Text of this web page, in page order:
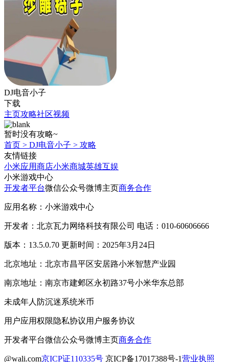
DJ电音小子
下载
主页攻略社区视频
暂时没有攻略~
首页 > DJ电音小子 > 攻略
友情链接
小米应用商店小米商城英雄互娱
小米游戏中心
开发者平台微信公众号微博主页商务合作
应用名称：小米游戏中心
开发者：北京瓦力网络科技有限公司 电话：010-60606666
版本：13.5.0.70 更新时间：2025年3月24日
北京地址：北京市昌平区安居路小米智慧产业园
南京地址：南京市建邺区永初路37号小米华东总部
未成年人防沉迷系统米币
用户应用权限隐私协议用户服务协议
开发者平台微信公众号微博主页商务合作
@wali.com京ICP证110335号 京ICP备17017388号-1营业执照